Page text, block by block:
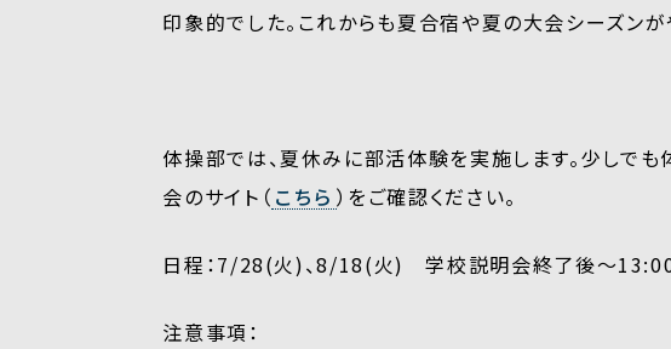
印象的でした。これからも夏合宿や夏の大会シーズンが
体操部では、夏休みに部活体験を実施します。少しで
会のサイト（ こちら ）をご確認ください。
日程：7/28(火)、8/18(火) 学校説明会終了後～
注意事項：